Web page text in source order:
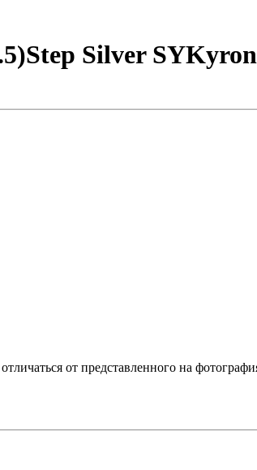
Silver SYKyron
от представленного на